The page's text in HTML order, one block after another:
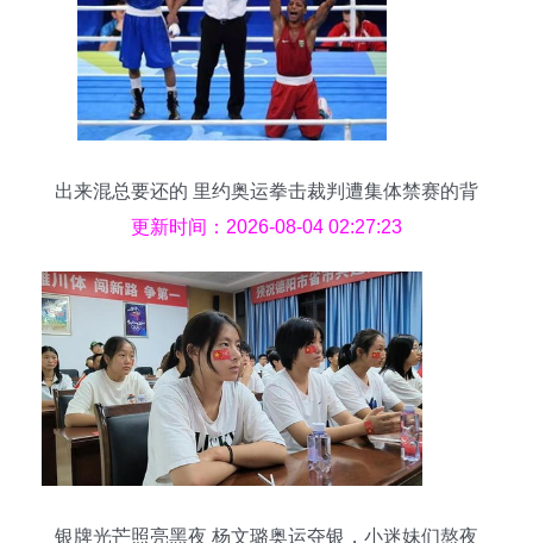
出来混总要还的 里约奥运拳击裁判遭集体禁赛的背
后
更新时间：2026-08-04 02:27:23
银牌光芒照亮黑夜 杨文璐奥运夺银，小迷妹们熬夜